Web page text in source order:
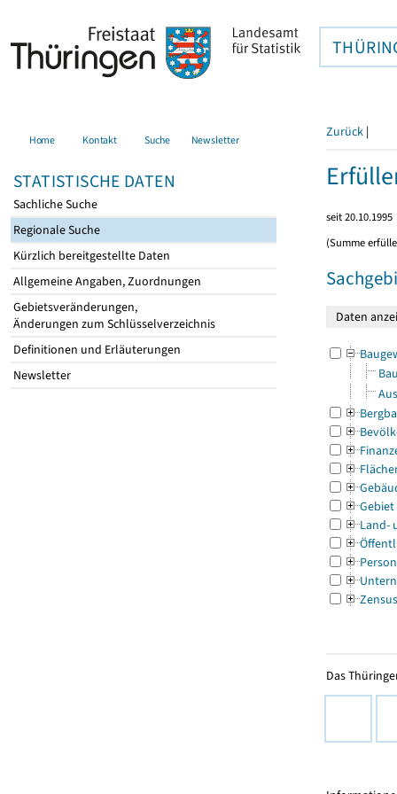
Home Kontakt Suche Newsletter
STATISTISCHE DATEN
Sachliche Suche
Regionale Suche
Kürzlich bereitgestellte Daten
Allgemeine Angaben, Zuordnungen
Gebietsveränderungen,
Änderungen zum Schlüsselverzeichnis
Definitionen und Erläuterungen
Newsletter
Zurück |
seit 20.10.1995
(Summe
Gebiet
Land-
Zensus
Das